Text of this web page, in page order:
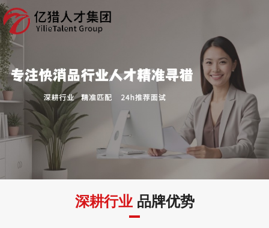
深耕行业品牌优势